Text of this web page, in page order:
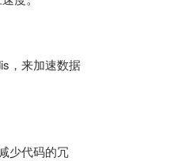
，来加速数据
少代码的冗